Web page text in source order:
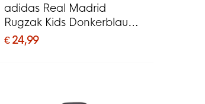
adidas Real Madrid
Rugzak Kids Donkerblauw
Wit
€ 24,99